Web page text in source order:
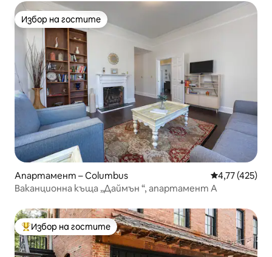
Избор на гостите
Избор на гостите
Апартамент – Columbus Средна
4,77 (425)
Ваканционна къща „Даймън “, апартамент А
Най-популярен избор на гостите
Избор на гостите